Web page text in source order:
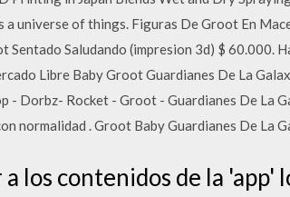
a universe of things. Figuras De Groot En
Sentado Saludando (impresion 3d) $ 60.000.
Libre Baby Groot Guardianes De La
- Dorbz- Rocket - Groot - Guardianes De La
normalidad . Groot Baby Guardianes De La
a los contenidos de la